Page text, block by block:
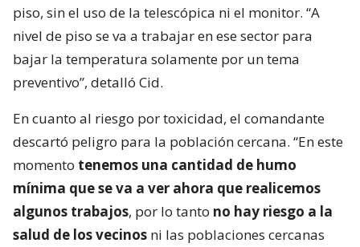
piso, sin el uso de la telescópica ni el monitor. “A
nivel de piso se va a trabajar en ese sector para
bajar la temperatura solamente por un tema
preventivo”, detalló Cid.
En cuanto al riesgo por toxicidad, el comandante
descartó peligro para la población cercana. “En este
momento tenemos una cantidad de humo
mínima que se va a ver ahora que realicemos
algunos trabajos, por lo tanto no hay riesgo a la
salud de los vecinos ni las poblaciones cercanas